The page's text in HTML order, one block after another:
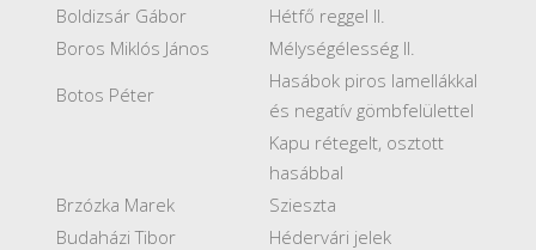
Boldizsár Gábor
Hétfő reggel II.
Boros Miklós János
Mélységélesség II.
Botos Péter
Hasábok piros lamellákkal
és negatív gömbfelülettel
Kapu rétegelt, osztott
hasábbal
Brzózka Marek
Szieszta
Budaházi Tibor
Hédervári jelek